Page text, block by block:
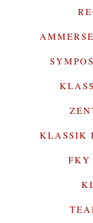
KLASSIK
FKY